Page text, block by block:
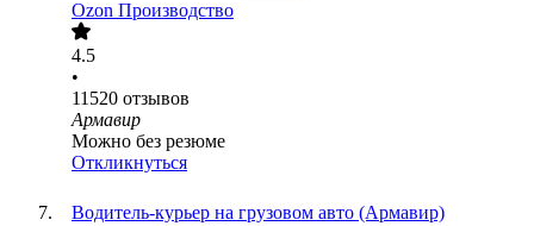
Ozon Производство
4.5
•
11520 отзывов
Армавир
Можно без резюме
Откликнуться
Водитель-курьер на грузовом авто (Армавир)